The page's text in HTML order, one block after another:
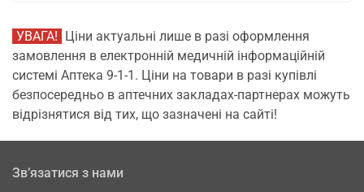
УВАГА! Ціни актуальні лише в разі оформлення
замовлення в електронній медичній інформаційній
системі Аптека 9-1-1. Ціни на товари в разі купівлі
безпосередньо в аптечних закладах-партнерах можуть
відрізнятися від тих, що зазначені на сайті!
Зв’язатися з нами